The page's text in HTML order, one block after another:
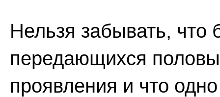
Нельзя забывать, что
передающихся
проявления и что